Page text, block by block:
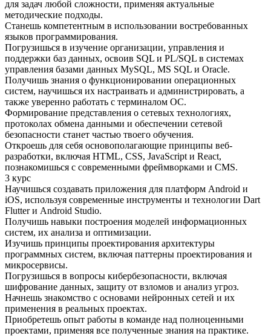
для задач любой сложности, применяя актуальные
методические подходы.
Станешь компетентным в использовании востребованных
языков программирования.
Погрузишься в изучение организации, управления и
поддержки баз данных, освоив SQL и PL/SQL в системах
управления базами данных MySQL, MS SQL и Oracle.
Получишь знания о функционировании операционных
систем, научишься их настраивать и администрировать, а
также уверенно работать с терминалом ОС.
Формирование представления о сетевых технологиях,
протоколах обмена данными и обеспечении сетевой
безопасности станет частью твоего обучения.
Откроешь для себя основополагающие принципы веб-
разработки, включая HTML, CSS, JavaScript и React,
познакомишься с современными фреймворками и CMS.
3 курс
Научишься создавать приложения для платформ Android и
iOS, используя современные инструменты и технологии Dart
Flutter и Android Studio.
Получишь навыки построения моделей информационных
систем, их анализа и оптимизации.
Изучишь принципы проектирования архитектуры
программных систем, включая паттерны проектирования и
микросервисы.
Погрузишься в вопросы кибербезопасности, включая
шифрование данных, защиту от взломов и анализ угроз.
Начнешь знакомство с основами нейронных сетей и их
применения в реальных проектах.
Приобретешь опыт работы в команде над полноценными
проектами, применяя все полученные знания на практике.